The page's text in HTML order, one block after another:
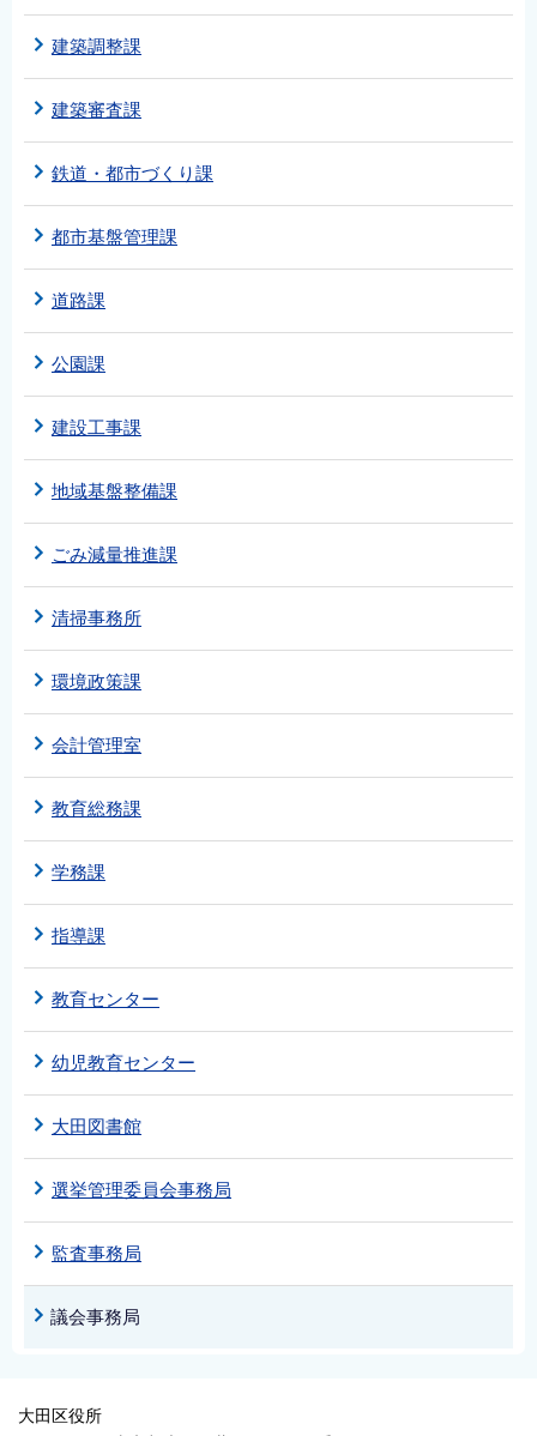
建築調整課
建築審査課
鉄道・都市づくり課
都市基盤管理課
道路課
公園課
建設工事課
地域基盤整備課
ごみ減量推進課
清掃事務所
環境政策課
会計管理室
教育総務課
学務課
指導課
教育センター
幼児教育センター
大田図書館
選挙管理委員会事務局
監査事務局
議会事務局
大田区役所